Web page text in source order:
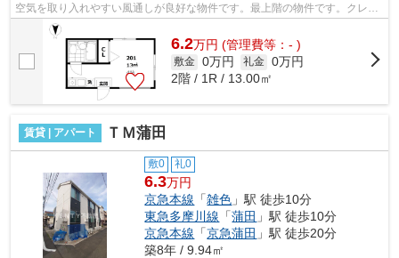
空気を取り入れやすい風通しが良好な物件です。最上階の物件です。クレジ
ットカードで初期費用がお支払いいただ...
6.2万円 (管理費等：- )
敷金 0万円 礼金 0万円
2階 / 1R / 13.00㎡
賃貸 | アパート ＴＭ蒲田
敷0 礼0
6.3万円
京急本線 「雑色 」駅 徒歩10分
東急多摩川線 「蒲田 」駅 徒歩10分
京急本線 「京急蒲田 」駅 徒歩20分
築8年 / 9.94㎡